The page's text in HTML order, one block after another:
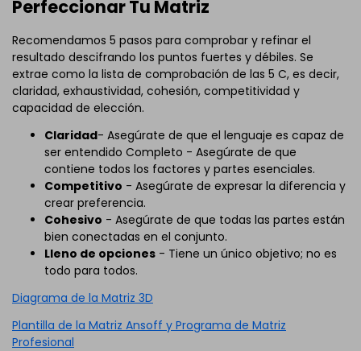
Perfeccionar Tu Matriz
Recomendamos 5 pasos para comprobar y refinar el
resultado descifrando los puntos fuertes y débiles. Se
extrae como la lista de comprobación de las 5 C, es decir,
claridad, exhaustividad, cohesión, competitividad y
capacidad de elección.
Claridad- Asegúrate de que el lenguaje es capaz de
ser entendido Completo - Asegúrate de que
contiene todos los factores y partes esenciales.
Competitivo - Asegúrate de expresar la diferencia y
crear preferencia.
Cohesivo - Asegúrate de que todas las partes están
bien conectadas en el conjunto.
Lleno de opciones - Tiene un único objetivo; no es
todo para todos.
Diagrama de la Matriz 3D
Plantilla de la Matriz Ansoff y Programa de Matriz
Profesional